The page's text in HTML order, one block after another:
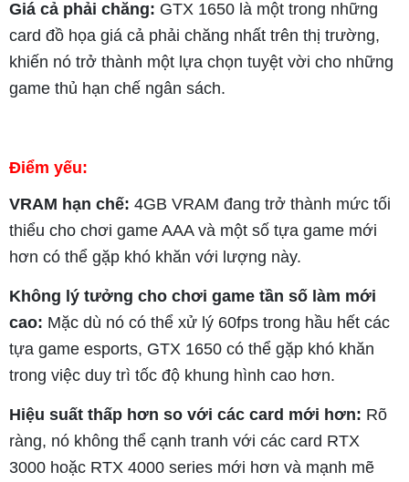
Giá cả phải chăng: GTX 1650 là một trong những
card đồ họa giá cả phải chăng nhất trên thị trường,
khiến nó trở thành một lựa chọn tuyệt vời cho những
game thủ hạn chế ngân sách.
Điểm yếu:
VRAM hạn chế: 4GB VRAM đang trở thành mức tối
thiểu cho chơi game AAA và một số tựa game mới
hơn có thể gặp khó khăn với lượng này.
Không lý tưởng cho chơi game tần số làm mới
cao: Mặc dù nó có thể xử lý 60fps trong hầu hết các
tựa game esports, GTX 1650 có thể gặp khó khăn
trong việc duy trì tốc độ khung hình cao hơn.
Hiệu suất thấp hơn so với các card mới hơn: Rõ
ràng, nó không thể cạnh tranh với các card RTX
3000 hoặc RTX 4000 series mới hơn và mạnh mẽ